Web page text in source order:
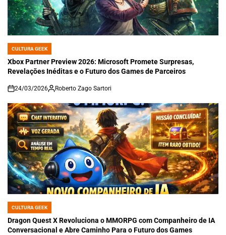
POSTED
IN
CULTURA GEEK
Xbox Partner Preview 2026: Microsoft Promete Surpresas,
Revelações Inéditas e o Futuro dos Games de Parceiros
on
24/03/2026 Roberto Zago Sartori
POSTED
IN
CULTURA GEEK
Dragon Quest X Revoluciona o MMORPG com Companheiro de IA
Conversacional e Abre Caminho Para o Futuro dos Games